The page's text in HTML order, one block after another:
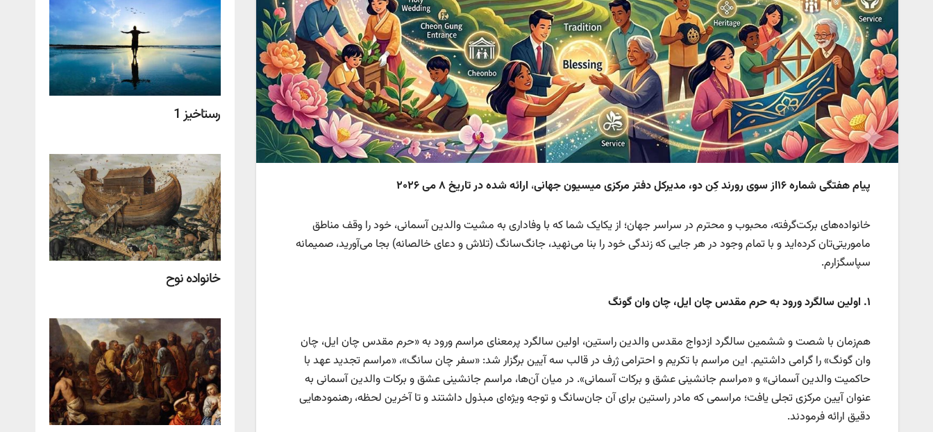
پیام هفتگی شماره ۱۶از سوی رورند کِن دو، مدیرکل دفتر مرکزی میسیون جهانی ، ارائه شده در تاریخ ۸ می ۲۰۲۶
خانواده‌های برکت‌گرفته، محبوب و محترم در سراسر جهان؛ از یکایک شما که با وفاداری به مشیت والدین آسمانی، خود را وقف مناطق
ماموریتی‌تان کرده‌اید و با تمام وجود در هر جایی که زندگی خود را بنا می‌نهید، جانگ‌سانگ (تلاش و دعای خالصانه) بجا می‌آورید، صمیمانه
سپاسگزارم.
۱. اولین سالگرد ورود به حرم مقدس چان ایل، چان وان گونگ
هم‌زمان با شصت و ششمین سالگرد ازدواج مقدس والدین راستین، اولین سالگرد پرمعنای مراسم ورود به «حرم مقدس چان ایل، چان
وان گونگ» را گرامی داشتیم. این مراسم با تکریم و احترامی ژرف در قالب سه آیین برگزار شد: «سفر چان سانگ»، «مراسم تجدید عهد با
حاکمیت والدین آسمانی» و «مراسم جانشینی عشق و برکات آسمانی». در میان آن‌ها، مراسم جانشینی عشق و برکات والدین آسمانی به
عنوان آیین مرکزی تجلی یافت؛ مراسمی که مادر راستین برای آن جان‌سانگ و توجه ویژه‌ای مبذول داشتند و تا آخرین لحظه، رهنمودهایی
دقیق ارائه فرمودند.
رستاخیز 1
خانواده نوح